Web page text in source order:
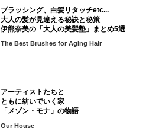
ブラッシング、白髪リタッチetc...
大人の髪が見違える秘訣と秘策
伊熊奈美の「大人の美髪塾」まとめ5選
The Best Brushes for Aging Hair
アーティストたちと
ともに紡いでいく家
「メゾン・モナ」の物語
Our House